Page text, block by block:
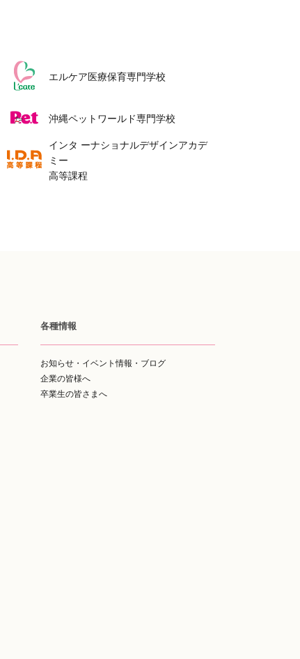
エルケア医療保育専門学校
沖縄ペットワールド専門学校
インタ ーナショナルデザインアカデ
ミー
高等課程
各種情報
お知らせ・イベント情報・ブログ
企業の皆様へ
卒業生の皆さまへ